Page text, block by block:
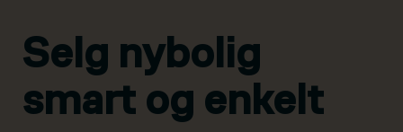
Selg nybolig
smart og enkelt